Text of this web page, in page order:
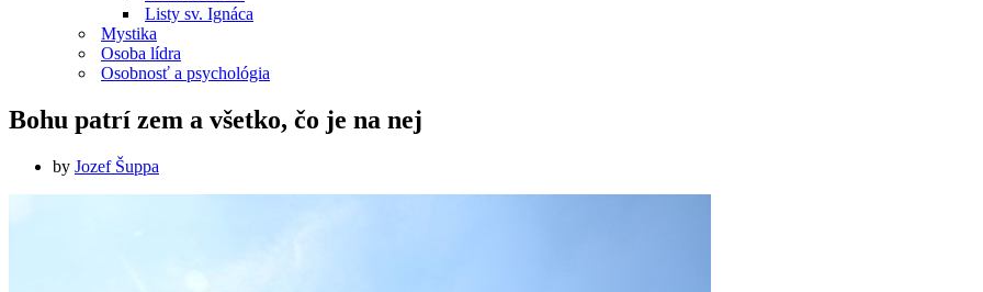
Listy sv. Ignáca
Mystika
Osoba lídra
Osobnosť a psychológia
Bohu patrí zem a všetko, čo je na nej
by Jozef Šuppa